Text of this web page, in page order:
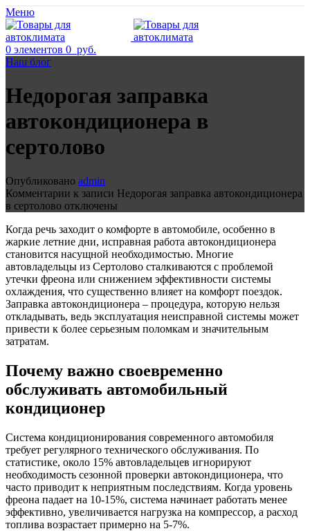
Меню
0 элементов 0 руб.
Наш блог
Недорогая заправка
автокондиционера в
сертолово
Опубликовано admin
Комментарии к записи Недорогая заправка автокондиционера
в сертолово отключены
Когда речь заходит о комфорте в автомобиле, особенно в
жаркие летние дни, исправная работа автокондиционера
становится насущной необходимостью. Многие
автовладельцы из Сертолово сталкиваются с проблемой
утечки фреона или снижением эффективности системы
охлаждения, что существенно влияет на комфорт поездок.
Заправка автокондиционера – процедура, которую нельзя
откладывать, ведь эксплуатация неисправной системы может
привести к более серьезным поломкам и значительным
затратам.
Почему важно своевременно
обслуживать автомобильный
кондиционер
Система кондиционирования современного автомобиля
требует регулярного технического обслуживания. По
статистике, около 15% автовладельцев игнорируют
необходимость сезонной проверки автокондиционера, что
часто приводит к неприятным последствиям. Когда уровень
фреона падает на 10-15%, система начинает работать менее
эффективно, увеличивается нагрузка на компрессор, а расход
топлива возрастает примерно на 5-7%.